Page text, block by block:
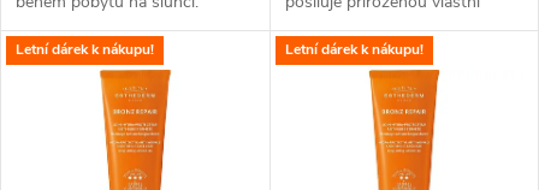
u
k
Technologie Adaptasun
podporuje stejnoměrné a
rychlejší opálení. Působí
preventivně proti...
regenerační schopnost
pokožky.
Letní dárek k nákupu! Letní dárek k nákupu!